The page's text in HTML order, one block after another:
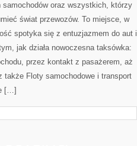
samochodów oraz wszystkich, którzy
świat przewozów. To miejsce, w
spotyka się z entuzjazmem do aut i
jak działa nowoczesna taksówka:
przez kontakt z pasażerem, aż
także Floty samochodowe i transport
[…]